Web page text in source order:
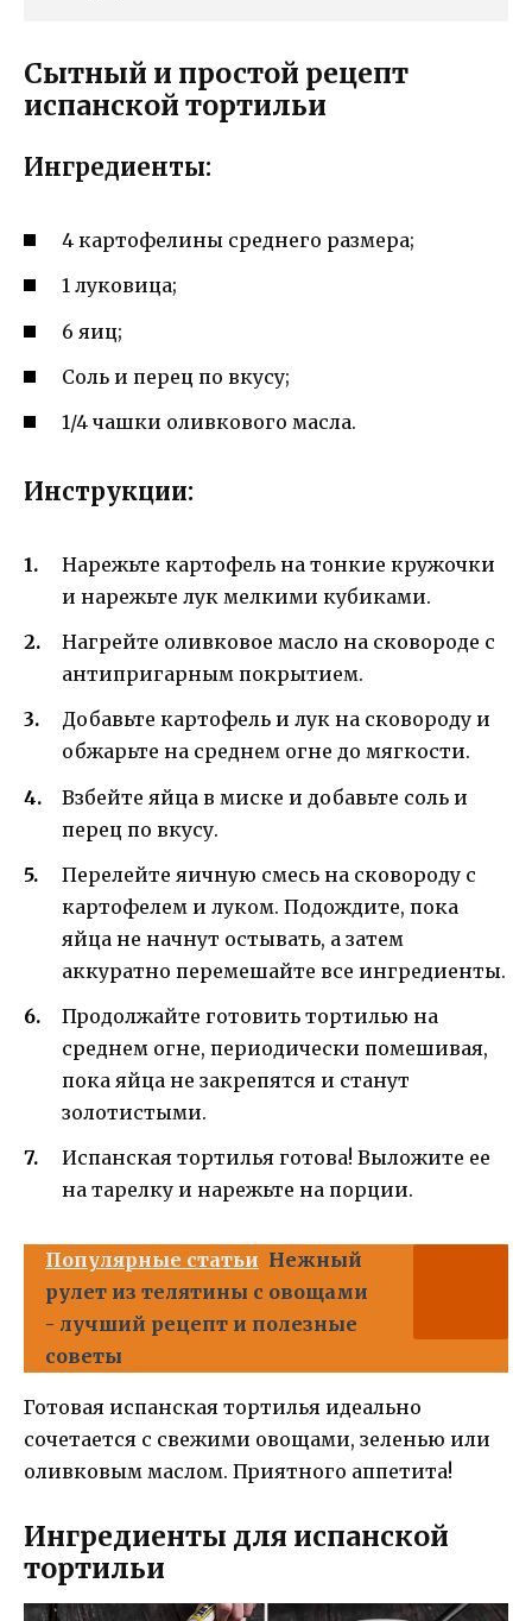
Сытный и простой рецепт
испанской тортильи
Ингредиенты:
4 картофелины среднего размера;
1 луковица;
6 яиц;
Соль и перец по вкусу;
1/4 чашки оливкового масла.
Инструкции:
Нарежьте картофель на тонкие кружочки
и нарежьте лук мелкими кубиками.
Нагрейте оливковое масло на сковороде с
антипригарным покрытием.
Добавьте картофель и лук на сковороду и
обжарьте на среднем огне до мягкости.
Взбейте яйца в миске и добавьте соль и
перец по вкусу.
Перелейте яичную смесь на сковороду с
картофелем и луком. Подождите, пока
яйца не начнут остывать, а затем
аккуратно перемешайте все ингредиенты.
Продолжайте готовить тортилью на
среднем огне, периодически помешивая,
пока яйца не закрепятся и станут
золотистыми.
Испанская тортилья готова! Выложите ее
на тарелку и нарежьте на порции.
Популярные статьи Нежный
рулет из телятины с овощами
- лучший рецепт и полезные
советы
Готовая испанская тортилья идеально
сочетается с свежими овощами, зеленью или
оливковым маслом. Приятного аппетита!
Ингредиенты для испанской
тортильи